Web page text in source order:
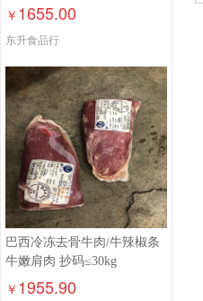
￥ 1655.00
东升食品行
巴西冷冻去骨牛肉/牛辣椒条
牛嫩肩肉 抄码≤30kg
￥ 1955.90